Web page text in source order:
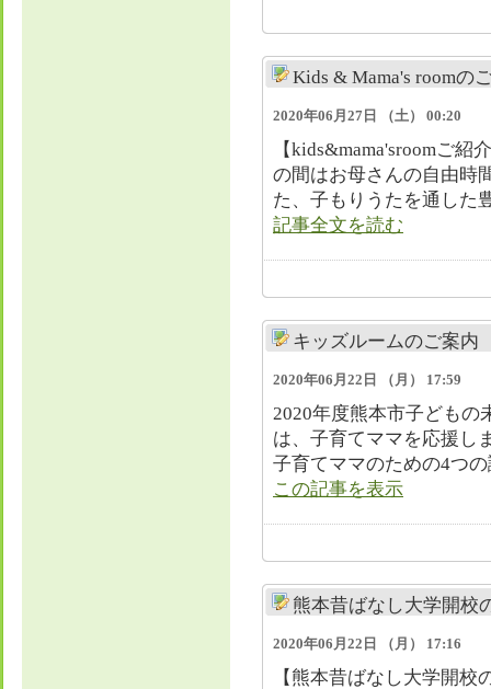
Kids & Mama's roomの
2020年06月27日 （土） 00:20
【kids&mama'sroomご
の間はお母さんの自由時
た、子もりうたを通した
記事全文を読む
キッズルームのご案内
2020年06月22日 （月） 17:59
2020年度熊本市子どもの
は、子育てママを応援し
子育てママのための4つ
この記事を表示
熊本昔ばなし大学開校
2020年06月22日 （月） 17:16
【熊本昔ばなし大学開